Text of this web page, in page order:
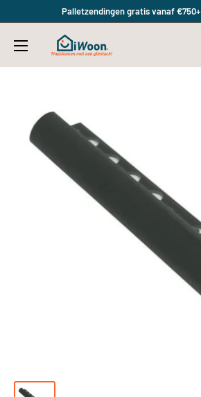
content
Palletzendingen gratis vanaf €750+
iWoon.nl